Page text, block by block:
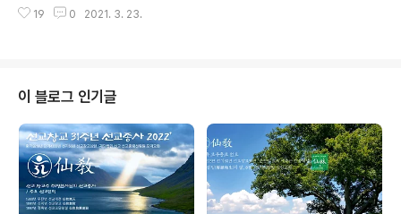
符印)과 신성(神性)의 숲” 교유법문 _ 선교 창교주 취정원
신성(神性)을 회복하고 지구 자연(自然)을 부활하는 생명
림 선림원 시정원주 정화수기도]선교종단 재단법인 선교
(仙敎)는 3월 22일 '세계 물의 날'을 맞아 선교총림 선림
원(仙林院) 시정원주의 주재로 '정화수기도 명상법회'를
영상www.koreadaily.com ※ 중앙일보 www.koread
aily.com/news/read.asp?art_id=9189886 “..
19 0 2021. 3. 23.
이 블로그 인기글